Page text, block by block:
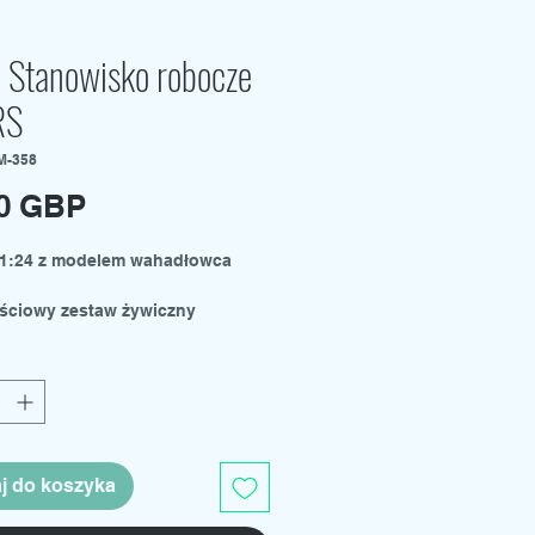
robocze
358
GBPCena
z modelem wahadłowca
zestaw żywiczny
malowania i montażu.
do koszyka